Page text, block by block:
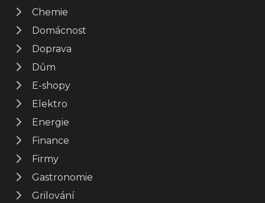
Chemie
Domácnost
Doprava
Dům
E-shopy
Elektro
Energie
Finance
Firmy
Gastronomie
Grilování